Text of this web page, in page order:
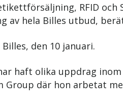
RFID
av hela Billes utbud,
den 10 januari.
haft olika uppdrag
där hon arbetat